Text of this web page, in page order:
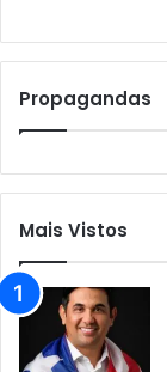
Propagandas
Mais Vistos